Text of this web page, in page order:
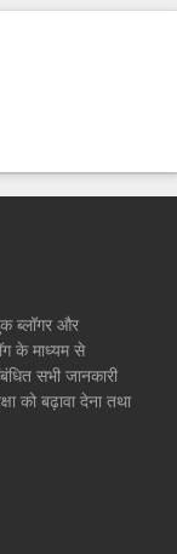
ब्लॉगर और
के माध्यम से
सभी जानकारी
को बढ़ावा देना तथा